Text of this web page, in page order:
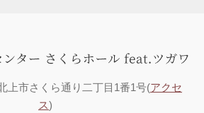
上市さくら通り二丁目1番1号(アクセ
ス)